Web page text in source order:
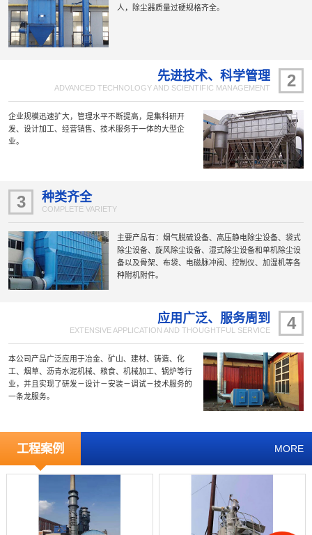
人，除尘器质量过硬规格齐全。
2
先进技术、科学管理
ADVANCED TECHNOLOGY AND SCIENTIFIC MANAGEMENT
企业规模迅速扩大，管理水平不断提高，是集科研开
发、设计加工、经营销售、技术服务于一体的大型企
业。
3 种类齐全
COMPLETE VARIETY
主要产品有：烟气脱硫设备、高压静电除尘设备、袋式
除尘设备、旋风除尘设备、湿式除尘设备和单机除尘设
备以及骨架、布袋、电磁脉冲阀、控制仪、加湿机等各
种附机附件。
4
应用广泛、服务周到
EXTENSIVE APPLICATION AND THOUGHTFUL SERVICE
本公司产品广泛应用于冶金、矿山、建材、铸造、化
工、烟草、沥青水泥机械、粮食、机械加工、锅炉等行
业，并且实现了研发－设计－安装－调试－技术服务的
一条龙服务。
工程案例 MORE